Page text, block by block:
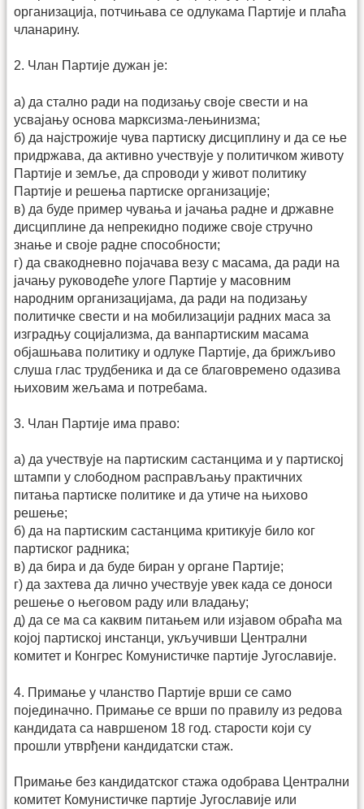
организација, потчињава се одлукама Партије и плаћа
чланарину.
2. Члан Партије дужан је:
а) да стално ради на подизању своје свести и на
усвајању основа марксизма-лењинизма;
б) да најстрожије чува партиску дисциплину и да се ње
придржава, да активно учествује у политичком животу
Партије и земље, да спроводи у живот политику
Партије и решења партиске организације;
в) да буде пример чувања и јачања радне и државне
дисциплине да непрекидно подиже своје стручно
знање и своје радне способности;
г) да свакодневно појачава везу с масама, да ради на
јачању руководеће улоге Партије у масовним
народним организацијама, да ради на подизању
политичке свести и на мобилизацији радних маса за
изградњу социјализма, да ванпартиским масама
објашњава политику и одлуке Партије, да брижљиво
слуша глас трудбеника и да се благовремено одазива
њиховим жељама и потребама.
3. Члан Партије има право:
а) да учествује на партиским састанцима и у партиској
штампи у слободном расправљању практичних
питања партиске политике и да утиче на њихово
решење;
б) да на партиским састанцима критикује било ког
партиског радника;
в) да бира и да буде биран у органе Партије;
г) да захтева да лично учествује увек када се доноси
решење о његовом раду или владању;
д) да се ма са каквим питањем или изјавом обраћа ма
којој партиској инстанци, укључивши Централни
комитет и Конгрес Комунистичке партије Југославије.
4. Примање у чланство Партије врши се само
појединачно. Примање се врши по правилу из редова
кандидата са навршеном 18 год. старости који су
прошли утврђени кандидатски стаж.
Примање без кандидатског стажа одобрава Централни
комитет Комунистичке партије Југославије или